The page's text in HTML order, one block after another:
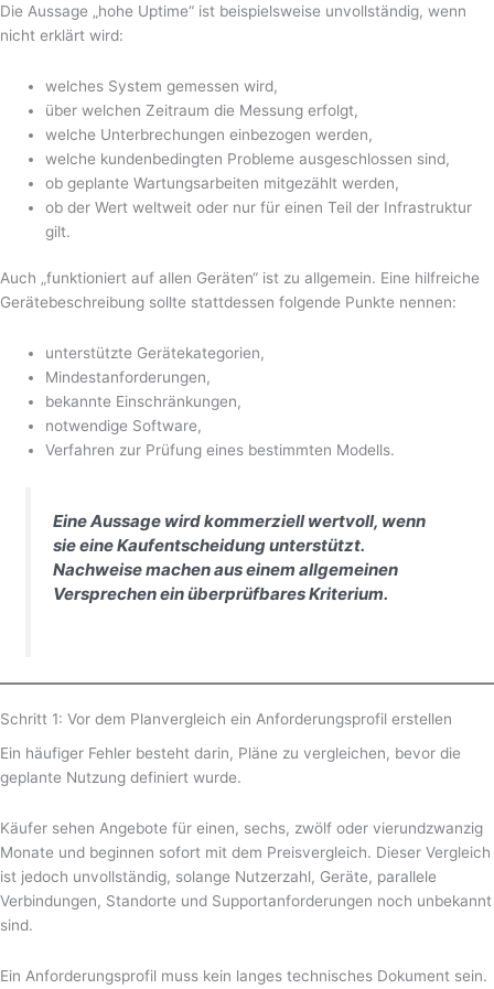
Die Aussage „hohe Uptime“ ist beispielsweise unvollständig, wenn
nicht erklärt wird:
welches System gemessen wird,
über welchen Zeitraum die Messung erfolgt,
welche Unterbrechungen einbezogen werden,
welche kundenbedingten Probleme ausgeschlossen sind,
ob geplante Wartungsarbeiten mitgezählt werden,
ob der Wert weltweit oder nur für einen Teil der Infrastruktur
gilt.
Auch „funktioniert auf allen Geräten“ ist zu allgemein. Eine hilfreiche
Gerätebeschreibung sollte stattdessen folgende Punkte nennen:
unterstützte Gerätekategorien,
Mindestanforderungen,
bekannte Einschränkungen,
notwendige Software,
Verfahren zur Prüfung eines bestimmten Modells.
Eine Aussage wird kommerziell wertvoll, wenn
sie eine Kaufentscheidung unterstützt.
Nachweise machen aus einem allgemeinen
Versprechen ein überprüfbares Kriterium.
Schritt 1: Vor dem Planvergleich ein Anforderungsprofil erstellen
Ein häufiger Fehler besteht darin, Pläne zu vergleichen, bevor die
geplante Nutzung definiert wurde.
Käufer sehen Angebote für einen, sechs, zwölf oder vierundzwanzig
Monate und beginnen sofort mit dem Preisvergleich. Dieser Vergleich
ist jedoch unvollständig, solange Nutzerzahl, Geräte, parallele
Verbindungen, Standorte und Supportanforderungen noch unbekannt
sind.
Ein Anforderungsprofil muss kein langes technisches Dokument sein.